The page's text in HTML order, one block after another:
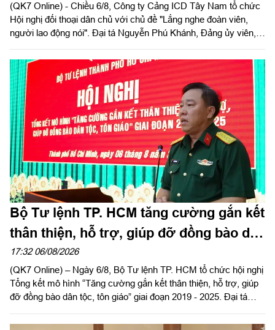
(QK7 Online) - Chiều 6/8, Công ty Cảng ICD Tây Nam tổ chức
Hội nghị đối thoại dân chủ với chủ đề "Lắng nghe đoàn viên,
người lao động nói". Đại tá Nguyễn Phú Khánh, Đảng ủy viên,
Thượng tá Nguyễn Ngọc Khánh, Giám đốc Công ty Cảng ICD
Tây Nam chủ trì hội nghị. Dự hội nghị có Đại tá Phạm Thị Thu
Hương, Trưởng phòng Công tác quần chúng, Cục Chính trị
Quân khu 7; Đại tá Trần Thị Mỹ Châu, Phó Tổng giám đốc
Công ty Tây Nam cùng đông đảo cán bộ, đoàn viên, người lao
động Công ty Cảng ICD Tây Nam.
Bộ Tư lệnh TP. HCM tăng cường gắn kết
thân thiện, hỗ trợ, giúp đỡ đồng bào dân
tộc, tôn giáo
17:32 06/08/2026
(QK7 Online) – Ngày 6/8, Bộ Tư lệnh TP. HCM tổ chức hội nghị
Tổng kết mô hình “Tăng cường gắn kết thân thiện, hỗ trợ, giúp
đỡ đồng bào dân tộc, tôn giáo” giai đoạn 2019 - 2025. Đại tá
đạo hội nghị.